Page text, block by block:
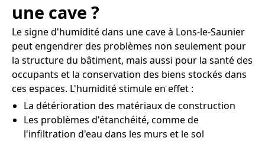
une cave ?
Le signe d'humidité dans une cave à Lons-le-Saunier
peut engendrer des problèmes non seulement pour
la structure du bâtiment, mais aussi pour la santé des
occupants et la conservation des biens stockés dans
ces espaces. L'humidité stimule en effet :
La détérioration des matériaux de construction
Les problèmes d'étanchéité, comme de
l'infiltration d'eau dans les murs et le sol